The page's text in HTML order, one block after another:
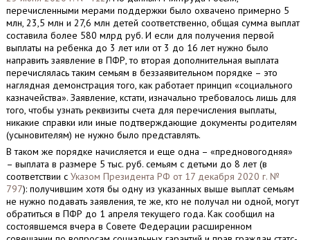
перечисленными мерами поддержки было охвачено примерно 5
млн, 23,5 млн и 27,6 млн детей соответственно, общая сумма выплат
составила более 580 млрд руб. И если для получения первой
выплаты на ребенка до 3 лет или от 3 до 16 лет нужно было
направить заявление в ПФР, то вторая дополнительная выплата
перечислялась таким семьям в беззаявительном порядке – это
наглядная демонстрация того, как работает принцип «социального
казначейства». Заявление, кстати, изначально требовалось лишь для
того, чтобы узнать реквизиты счета для перечисления выплаты,
никакие справки или иные подтверждающие документы родителям
(усыновителям) не нужно было представлять.
В таком же порядке начисляется и еще одна – «предновогодняя»
– выплата в размере 5 тыс. руб. семьям с детьми до 8 лет (в
соответствии с Указом Президента РФ от 17 декабря 2020 г. №
797): получившим хотя бы одну из указанных выше выплат семьям
не нужно подавать заявления, те же, кто не получал ни одной, могут
обратиться в ПФР до 1 апреля текущего года. Как сообщил на
состоявшемся вчера в Совете Федерации расширенном